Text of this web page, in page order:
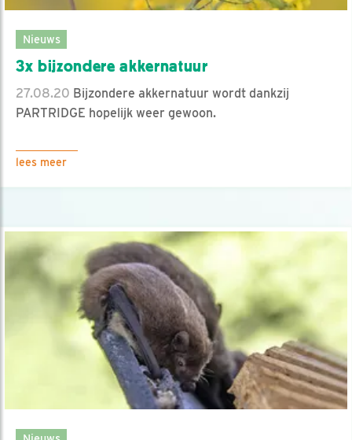
Nieuws
3x bijzondere akkernatuur
27.08.20 Bijzondere akkernatuur wordt dankzij
PARTRIDGE hopelijk weer gewoon.
lees meer